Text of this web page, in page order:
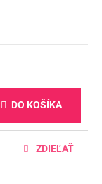
DO KOŠÍKA
ZDIEĽAŤ